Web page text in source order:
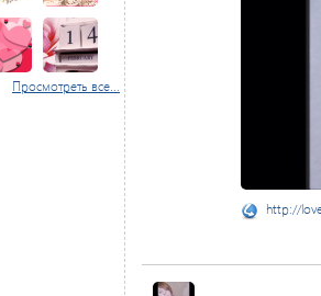
Просмотреть все...
http://